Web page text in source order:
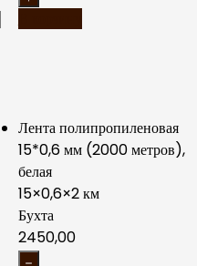
Лента полипропиленовая
15*0,6 мм (2000 метров),
белая
15×0,6×2 км
Бухта
2450,00